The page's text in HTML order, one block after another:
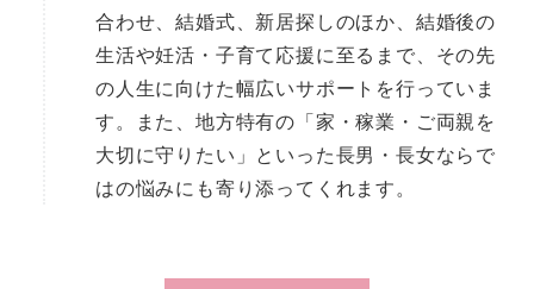
合わせ、結婚式、新居探しのほか、結婚後の
生活や妊活・子育て応援に至るまで、その先
の人生に向けた幅広いサポートを行っていま
す。また、地方特有の「家・稼業・ご両親を
大切に守りたい」といった長男・長女ならで
はの悩みにも寄り添ってくれます。